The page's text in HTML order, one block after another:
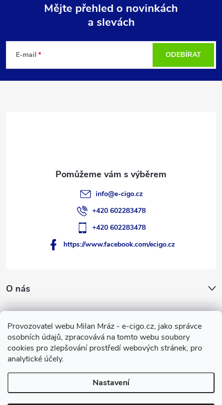
Provozovatel webu Milan Mráz - e-cigo.cz, jako správce
osobních údajů, zpracovává na tomto webu soubory
cookies pro zlepšování prostředí webových stránek, pro
analytické účely.
Nastavení
p
Mějte přehled o novinkách
a slevách
E-mail ODEBÍRAT
O nás
Facebook
info@e-cigo.cz
+420 602283478
+420 602283478
https://www.facebook.com/ecigo.cz
Copyright 2007-2026e-cigo.cz. Všechna práva vyhrazena.